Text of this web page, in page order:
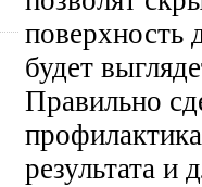
поверхность
будет
Правильно
результата и